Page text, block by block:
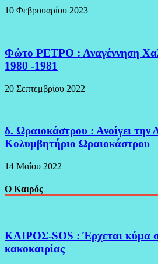
10 Φεβρουαρίου 2023
Φώτο ΡΕΤΡΟ : Αναγέννηση
1980 -1981
20 Σεπτεμβρίου 2022
δ. Ωραιοκάστρου : Ανοίγει την
Κολυμβητήριο Ωραιοκάστρου
14 Μαΐου 2022
Ο Καιρός
ΚΑΙΡΟΣ-SOS : Έρχεται κύμα
κακοκαιρίας